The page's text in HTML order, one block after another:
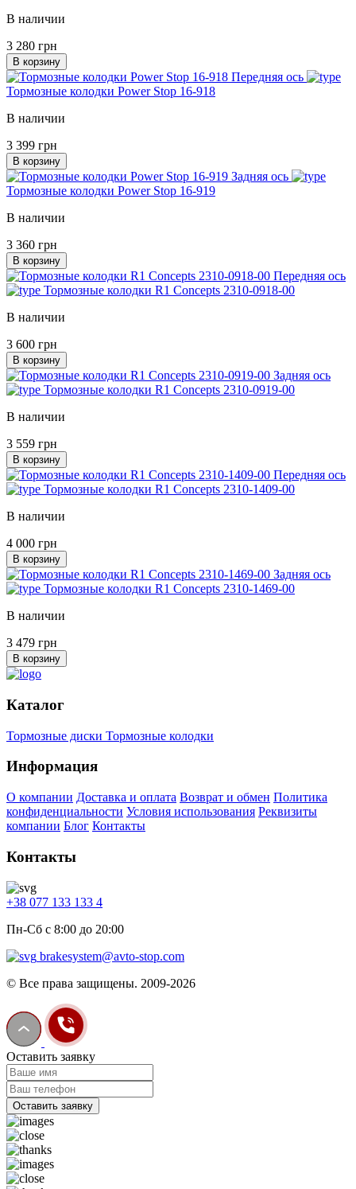
В наличии
3 280 грн
В корзину
Передняя ось
Тормозные колодки Power Stop 16-918
В наличии
3 399 грн
В корзину
Задняя ось
Тормозные колодки Power Stop 16-919
В наличии
3 360 грн
В корзину
Передняя ось
Тормозные колодки R1 Concepts 2310-0918-00
В наличии
3 600 грн
В корзину
Задняя ось
Тормозные колодки R1 Concepts 2310-0919-00
В наличии
3 559 грн
В корзину
Передняя ось
Тормозные колодки R1 Concepts 2310-1409-00
В наличии
4 000 грн
В корзину
Задняя ось
Тормозные колодки R1 Concepts 2310-1469-00
В наличии
3 479 грн
В корзину
Каталог
Тормозные диски Тормозные колодки
Информация
О компании Доставка и оплата Возврат и обмен Политика
конфиденциальности Условия использования Реквизиты
компании Блог Контакты
Контакты
+38 077 133 133 4
Пн-Сб с 8:00 до 20:00
brakesystem@avto-stop.com
© Все права защищены. 2009-2026
Оставить заявку
Оставить заявку